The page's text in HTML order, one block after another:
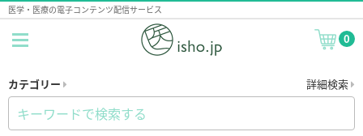
医学・医療の電子コンテンツ配信サービス
0
カテゴリー 詳細検索